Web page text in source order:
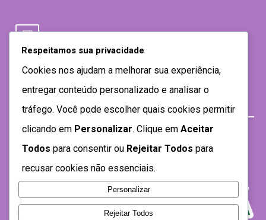
Respeitamos sua privacidade
Cookies nos ajudam a melhorar sua experiência,
entregar conteúdo personalizado e analisar o
tráfego. Você pode escolher quais cookies permitir
clicando em Personalizar. Clique em Aceitar
Todos para consentir ou Rejeitar Todos para
recusar cookies não essenciais.
Personalizar
Rejeitar Todos